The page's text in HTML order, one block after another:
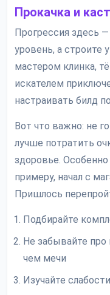
Прокачка и
Прогрессия здесь
уровень, а строите
мастером клинка,
искателем
настраивать билд
Вот что важно: не
лучше потратить
здоровье.
примеру, начал с
Пришлось
Подбирайте
Не забывайте
чем мечи
Изучайте